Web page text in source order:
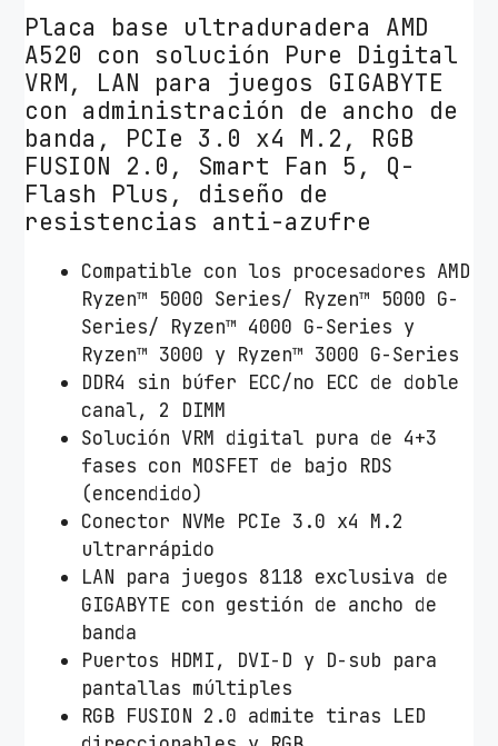
Placa base ultraduradera AMD
A520 con solución Pure Digital
VRM, LAN para juegos GIGABYTE
con administración de ancho de
banda, PCIe 3.0 x4 M.2, RGB
FUSION 2.0, Smart Fan 5, Q-
Flash Plus, diseño de
resistencias anti-azufre
Compatible con los procesadores AMD
Ryzen™ 5000 Series/ Ryzen™ 5000 G-
Series/ Ryzen™ 4000 G-Series y
Ryzen™ 3000 y Ryzen™ 3000 G-Series
DDR4 sin búfer ECC/no ECC de doble
canal, 2 DIMM
Solución VRM digital pura de 4+3
fases con MOSFET de bajo RDS
(encendido)
Conector NVMe PCIe 3.0 x4 M.2
ultrarrápido
LAN para juegos 8118 exclusiva de
GIGABYTE con gestión de ancho de
banda
Puertos HDMI, DVI-D y D-sub para
pantallas múltiples
RGB FUSION 2.0 admite tiras LED